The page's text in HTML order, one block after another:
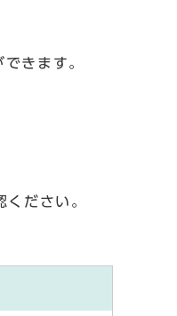
きます。
ださい。